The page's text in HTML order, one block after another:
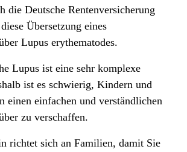
die Deutsche Rentenversicherung
Übersetzung eines
Lupus erythematodes.
Lupus ist eine sehr komplexe
ist es schwierig, Kindern und
einen einfachen und verständlichen
zu verschaffen.
richtet sich an Familien, damit Sie